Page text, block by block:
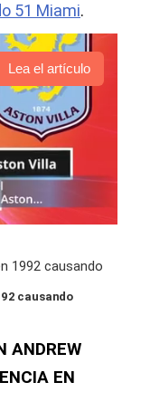
51 Miami.
Lea el artículo
causando
ANDREW
EN